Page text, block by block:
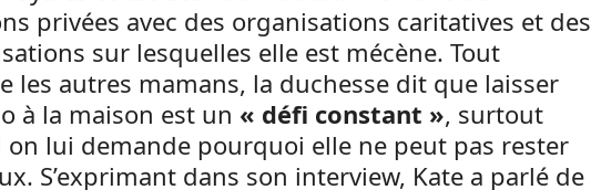
privées avec des organisations caritatives et des
sur lesquelles elle est mécène. Tout
les autres mamans, la duchesse dit que laisser
à la maison est un « défi constant », surtout
on lui demande pourquoi elle ne peut pas rester
S’exprimant dans son interview, Kate a parlé de